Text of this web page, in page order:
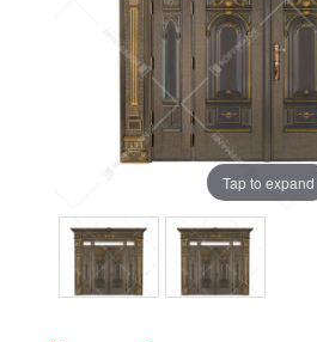
Tap to expand
Tap to expand